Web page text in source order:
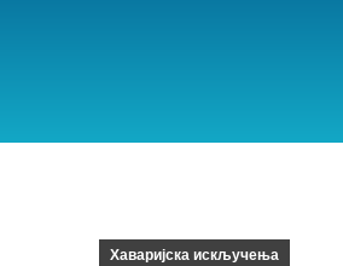
Хаваријска искључења